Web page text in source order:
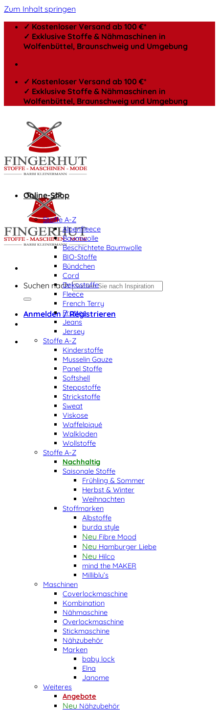
Zum Inhalt springen
✓ Kostenloser Versand ab 100 €*
✓ Exklusive Stoffe & Nähmaschinen in
Wolfenbüttel, Braunschweig und Umgebung
✓ Kostenloser Versand ab 100 €*
✓ Exklusive Stoffe & Nähmaschinen in
Wolfenbüttel, Braunschweig und Umgebung
Suchen nach:
Anmelden / Registrieren
Online-Shop
Stoffe A-Z
Alpenfleece
Baumwolle
Beschichtete Baumwolle
BIO-Stoffe
Bündchen
Cord
Dekostoffe
Fleece
French Terry
Frottee
Jeans
Jersey
Stoffe A-Z
Kinderstoffe
Musselin Gauze
Panel Stoffe
Softshell
Steppstoffe
Strickstoffe
Sweat
Viskose
Waffelpiqué
Walkloden
Wollstoffe
Stoffe A-Z
Nachhaltig
Saisonale Stoffe
Frühling & Sommer
Herbst & Winter
Weihnachten
Stoffmarken
Albstoffe
burda style
Fibre Mood
Hamburger Liebe
Hilco
mind the MAKER
Milliblu’s
Maschinen
Coverlockmaschine
Kombination
Nähmaschine
Overlockmaschine
Stickmaschine
Nähzubehör
Marken
baby lock
Elna
Janome
Weiteres
Angebote
Nähzubehör